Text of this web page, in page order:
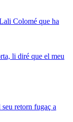
Colomé que ha
li diré que el meu
retorn fugaç a